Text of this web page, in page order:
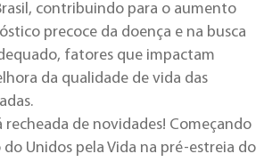
contribuindo para o aumento
precoce da doença e na busca
fatores que impactam
da qualidade de vida das
recheada de novidades! Começando
Unidos pela Vida na pré-estreia do